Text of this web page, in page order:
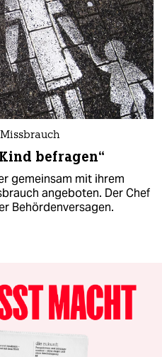
befragen“
gemeinsam mit ihrem
angeboten. Der Chef
Behördenversagen.